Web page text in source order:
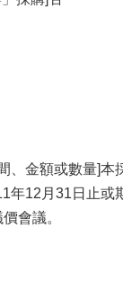
、金額或數量]
12月31日止
會議。